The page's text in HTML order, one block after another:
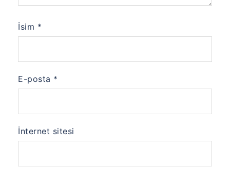
İsim *
E-posta *
İnternet sitesi